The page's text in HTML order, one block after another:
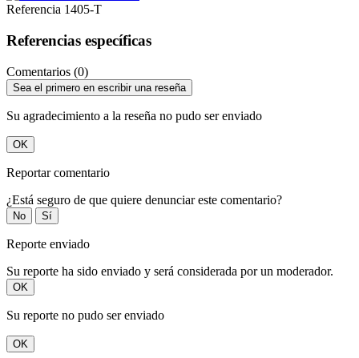
Referencia 1405-T
Referencias específicas
Comentarios (0)
Sea el primero en escribir una reseña
Su agradecimiento a la reseña no pudo ser enviado
OK
Reportar comentario
¿Está seguro de que quiere denunciar este comentario?
No Sí
Reporte enviado
Su reporte ha sido enviado y será considerada por un moderador.
OK
Su reporte no pudo ser enviado
OK